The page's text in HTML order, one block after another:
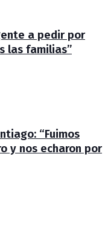
a pedir por
las familias”
“Fuimos
y nos echaron por